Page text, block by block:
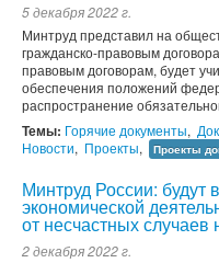
5 декабря 2022 г.
Минтруд представил на
гражданско-правовым
правовым договорам, будет
обеспечения положений
распространение
Темы: Горячие документы,
Новости, Проекты, Проекты
Минтруд России:
экономической
от несчастных
2 декабря 2022 г.